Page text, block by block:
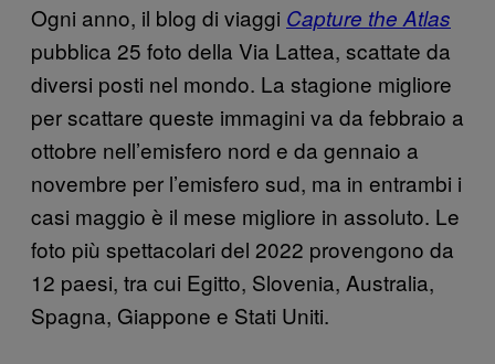
Ogni anno, il blog di viaggi Capture the Atlas
pubblica 25 foto della Via Lattea, scattate da
diversi posti nel mondo. La stagione migliore
per scattare queste immagini va da febbraio a
ottobre nell’emisfero nord e da gennaio a
novembre per l’emisfero sud, ma in entrambi i
casi maggio è il mese migliore in assoluto. Le
foto più spettacolari del 2022 provengono da
12 paesi, tra cui Egitto, Slovenia, Australia,
Spagna, Giappone e Stati Uniti.